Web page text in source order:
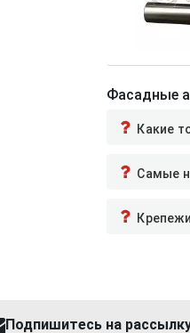
Фасадные
Какие
Самые
Подпишитесь на